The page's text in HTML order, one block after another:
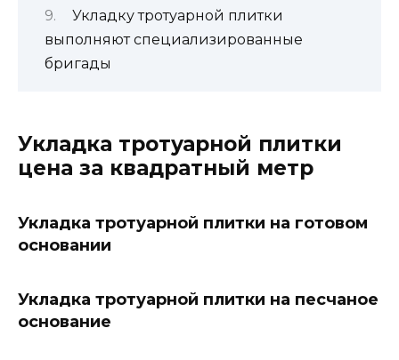
Укладку тротуарной плитки
выполняют специализированные
бригады
Укладка тротуарной плитки
цена за квадратный метр
Укладка тротуарной плитки на готовом
основании
Укладка тротуарной плитки на песчаное
основание